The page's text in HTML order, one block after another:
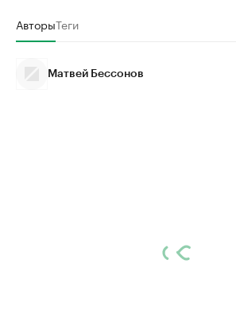
АвторыТеги
Матвей Бессонов